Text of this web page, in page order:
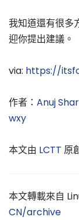
我知道還有很多
迎你提出建議。
via: https://
作者： Anuj
wxy
本文由 LCTT 原
本文轉載來自
CN/archive